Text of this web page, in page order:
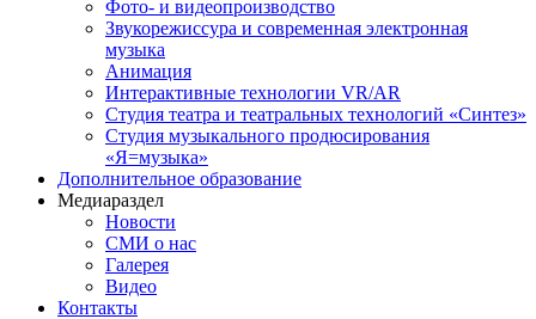
Фото- и видеопроизводство
Звукорежиссура и современная электронная
музыка
Анимация
Интерактивные технологии VR/AR
Студия театра и театральных технологий «Синтез»
Студия музыкального продюсирования
«Я=музыка»
Дополнительное образование
Медиараздел
Новости
СМИ о нас
Галерея
Видео
Контакты